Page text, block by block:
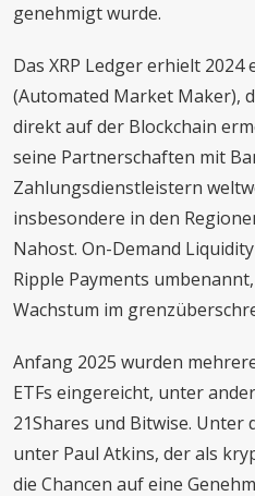
genehmigt wurde.
Das XRP Ledger erhielt
(Automated Market Maker),
direkt auf der Blockchain
seine Partnerschaften mit
Zahlungsdienstleistern
insbesondere in den
Nahost. On-Demand
Ripple Payments
Wachstum im
Anfang 2025 wurden
ETFs eingereicht, unter
21Shares und Bitwise. Unter
unter Paul Atkins, der als
die Chancen auf eine